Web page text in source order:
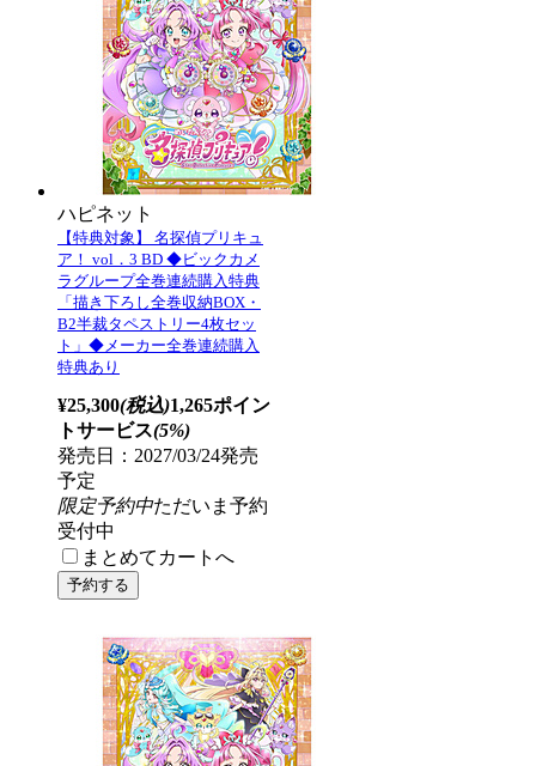
ハピネット
【特典対象】 名探偵プリキュ
ア！ vol．3 BD ◆ビックカメ
ラグループ全巻連続購入特典
「描き下ろし全巻収納BOX・
B2半裁タペストリー4枚セッ
ト」◆メーカー全巻連続購入
特典あり
¥25,300(税込)1,265ポイン
トサービス(5%)
発売日：2027/03/24発売
予定
限定予約中ただいま予約
受付中
まとめてカートへ